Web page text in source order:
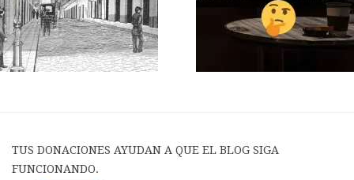
TUS DONACIONES AYUDAN A QUE EL BLOG SIGA
FUNCIONANDO.